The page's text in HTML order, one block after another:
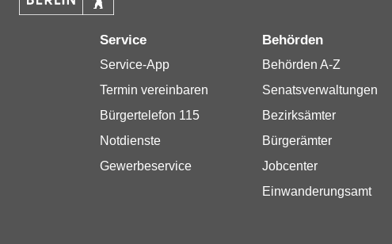
Service
Service-App
Termin vereinbaren
Bürgertelefon 115
Notdienste
Gewerbeservice
Behörden
Behörden A-Z
Senatsverwaltungen
Bezirksämter
Bürgerämter
Jobcenter
Einwanderungsamt